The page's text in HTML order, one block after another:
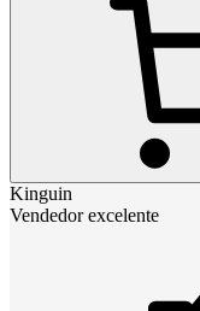
Kinguin
Vendedor excelente